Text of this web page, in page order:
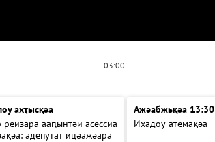
03:00
ахҭысқәа
ааԥынтәи асессиа
адепутат ицәажәара
Ажәабжьқәа 13:30
Ихадоу атемақәа